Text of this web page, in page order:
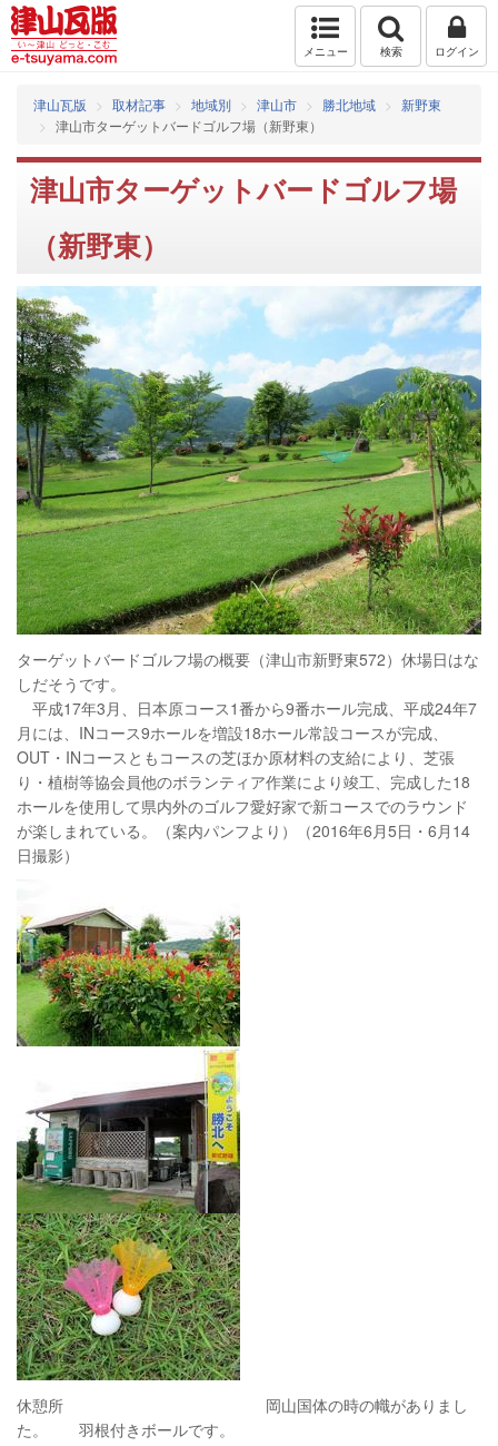
メニュー 検索 ログイン
津山瓦版 取材記事 地域別 津山市 勝北地域
新野東
津山市ターゲットバードゴルフ場（新野東）
津山市ターゲットバードゴルフ場
（新野東）
ターゲットバードゴルフ場の概要（津山市新野東572）休場日はな
しだそうです。
平成17年3月、日本原コース1番から9番ホール完成、平成24年7
月には、INコース9ホールを増設18ホール常設コースが完成、
OUT・INコースともコースの芝ほか原材料の支給により、芝張
り・植樹等協会員他のボランティア作業により竣工、完成した18
ホールを使用して県内外のゴルフ愛好家で新コースでのラウンド
が楽しまれている。（案内パンフより）（2016年6月5日・6月14
日撮影）
休憩所 岡山国体の時の幟がありまし
た。 羽根付きボールです。